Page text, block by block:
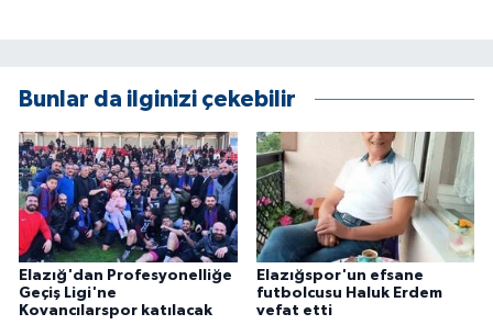
Bunlar da ilginizi çekebilir
Elazığ'dan Profesyonelliğe
Geçiş Ligi'ne
Kovancılarspor katılacak
Elazığspor'un efsane
futbolcusu Haluk Erdem
vefat etti